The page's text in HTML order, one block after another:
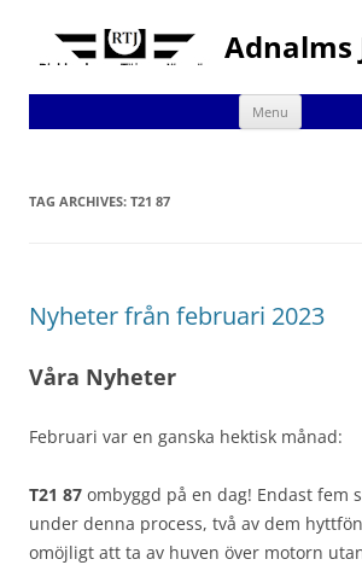
Adnalms
Menu Skip
content
TAG ARCHIVES: T21 87
Nyheter från februari 2023
Våra Nyheter
Februari var en ganska hektisk månad:
T21 87 ombyggd på en dag! Endast fem
under denna process, två av dem
omöjligt att ta av huven över motorn